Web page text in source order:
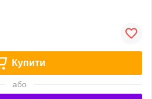
Купити
або